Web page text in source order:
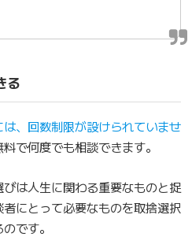
る
、回数制限が設けられていませ
で何度でも相談できます。
は人生に関わる重要なものと捉
にとって必要なものを取捨選択
です。